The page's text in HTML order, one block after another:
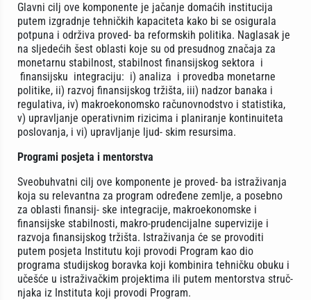
Glavni cilj ove komponente je jačanje domaćih institucija
putem izgradnje tehničkih kapaciteta kako bi se osigurala
potpuna i održiva proved- ba reformskih politika. Naglasak je
na sljedećih šest oblasti koje su od presudnog značaja za
monetarnu stabilnost, stabilnost finansijskog sektora i
finansijsku integraciju: i) analiza i provedba monetarne
politike, ii) razvoj finansijskog tržišta, iii) nadzor banaka i
regulativa, iv) makroekonomsko računovnodstvo i statistika,
v) upravljanje operativnim rizicima i planiranje kontinuiteta
poslovanja, i vi) upravljanje ljud- skim resursima.
Programi posjeta i mentorstva
Sveobuhvatni cilj ove komponente je proved- ba istraživanja
koja su relevantna za program određene zemlje, a posebno
za oblasti finansij- ske integracije, makroekonomske i
finansijske stabilnosti, makro-prudencijalne supervizije i
razvoja finansijskog tržišta. Istraživanja će se provoditi
putem posjeta Institutu koji provodi Program kao dio
programa studijskog boravka koji kombinira tehničku obuku i
učešće u istraživačkim projektima ili putem mentorstva struč-
njaka iz Instituta koji provodi Program.